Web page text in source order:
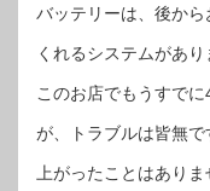
バッテリーは、後か
くれるシステムがあ
このお店でもうすで
が、トラブルは皆無
上がったことはあり